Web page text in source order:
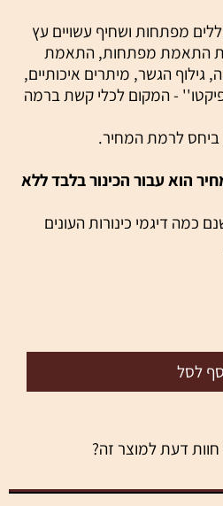
מפתחות ושחיף עשויים עץ
התאמת מפתחות, התאמת
הגשר, מיתרים איכותיים,
- המקום לכלי קשת ברמה
לרמת המחיר.
הוא עבור הכינור בלבד ללא
דיגמי כינורות העונים
לסל
חוות דעת למוצר זה?